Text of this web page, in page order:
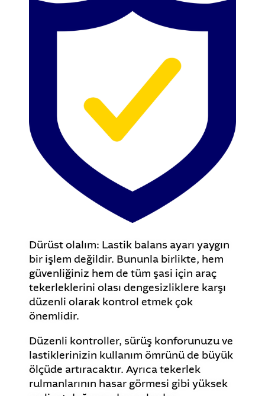
Dürüst olalım: Lastik balans ayarı yaygın
bir işlem değildir. Bununla birlikte, hem
güvenliğiniz hem de tüm şasi için araç
tekerleklerini olası dengesizliklere karşı
düzenli olarak kontrol etmek çok
önemlidir.
Düzenli kontroller, sürüş konforunuzu ve
lastiklerinizin kullanım ömrünü de büyük
ölçüde artıracaktır. Ayrıca tekerlek
rulmanlarının hasar görmesi gibi yüksek